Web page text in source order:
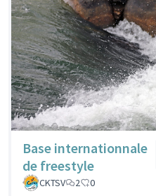
Base internationnale
de freestyle
CKTSV
2 0